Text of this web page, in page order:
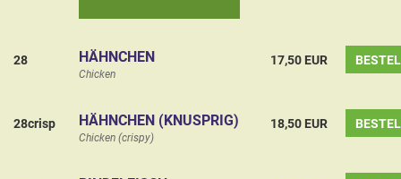
28 HÄHNCHEN
Chicken
17,50 EUR
28crisp HÄHNCHEN (KNUSPRIG)
Chicken (crispy)
18,50 EUR